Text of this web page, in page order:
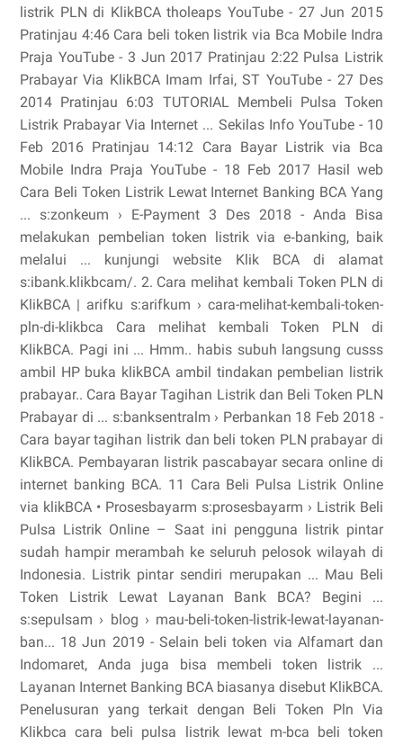
listrik PLN di KlikBCA tholeaps YouTube - 27 Jun 2015
Pratinjau 4:46 Cara beli token listrik via Bca Mobile Indra
Praja YouTube - 3 Jun 2017 Pratinjau 2:22 Pulsa Listrik
Prabayar Via KlikBCA Imam Irfai, ST YouTube - 27 Des
2014 Pratinjau 6:03 TUTORIAL Membeli Pulsa Token
Listrik Prabayar Via Internet ... Sekilas Info YouTube - 10
Feb 2016 Pratinjau 14:12 Cara Bayar Listrik via Bca
Mobile Indra Praja YouTube - 18 Feb 2017 Hasil web
Cara Beli Token Listrik Lewat Internet Banking BCA Yang
... s:zonkeum › E-Payment 3 Des 2018 - Anda Bisa
melakukan pembelian token listrik via e‐banking, baik
melalui ... kunjungi website Klik BCA di alamat
s:ibank.klikbcam/. 2. Cara melihat kembali Token PLN di
KlikBCA | arifku s:arifkum › cara-melihat-kembali-token-
pln-di-klikbca Cara melihat kembali Token PLN di
KlikBCA. Pagi ini ... Hmm.. habis subuh langsung cusss
ambil HP buka klikBCA ambil tindakan pembelian listrik
prabayar.. Cara Bayar Tagihan Listrik dan Beli Token PLN
Prabayar di ... s:banksentralm › Perbankan 18 Feb 2018 -
Cara bayar tagihan listrik dan beli token PLN prabayar di
KlikBCA. Pembayaran listrik pascabayar secara online di
internet banking BCA. 11 Cara Beli Pulsa Listrik Online
via klikBCA • Prosesbayarm s:prosesbayarm › Listrik Beli
Pulsa Listrik Online – Saat ini pengguna listrik pintar
sudah hampir merambah ke seluruh pelosok wilayah di
Indonesia. Listrik pintar sendiri merupakan ... Mau Beli
Token Listrik Lewat Layanan Bank BCA? Begini ...
s:sepulsam › blog › mau-beli-token-listrik-lewat-layanan-
ban... 18 Jun 2019 - Selain beli token via Alfamart dan
Indomaret, Anda juga bisa membeli token listrik ...
Layanan Internet Banking BCA biasanya disebut KlikBCA.
Penelusuran yang terkait dengan Beli Token Pln Via
Klikbca cara beli pulsa listrik lewat m-bca beli token